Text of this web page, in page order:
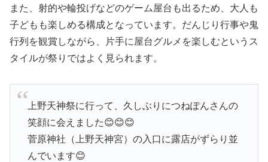
また、射的や輪投げなどのゲーム屋台も出るため、大人も
子どもも楽しめる構成となっています。だんじり行事や鬼
行列を観賞しながら、片手に屋台グルメを楽しむというス
タイルが祭りではよく見られます。
上野天神祭に行って、久しぶりにつねぽんさんの
笑顔に会えました😊😊😊
菅原神社（上野天神宮）の入口に露店がずらり並
んでいます😊